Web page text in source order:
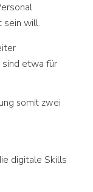
sein will.
sind etwa für
somit zwei
digitale Skills